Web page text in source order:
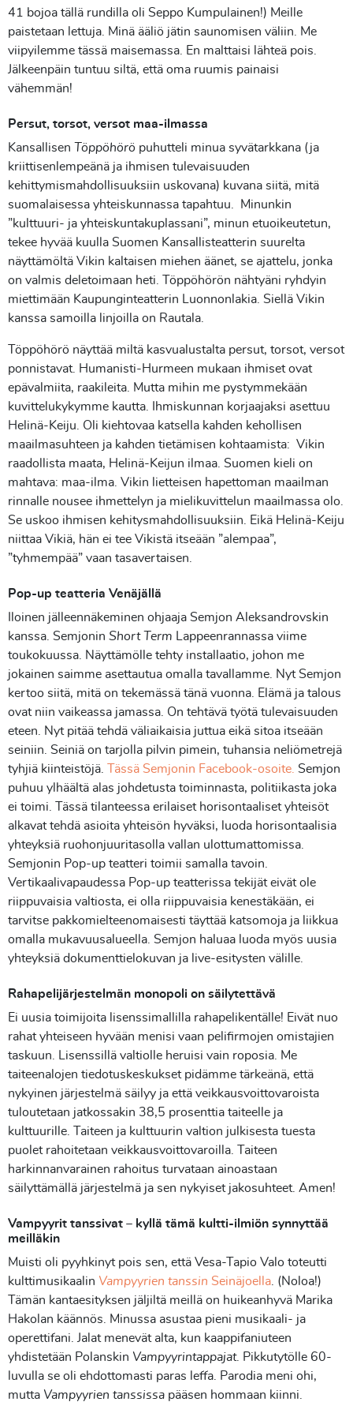
41 bojoa tällä rundilla oli Seppo Kumpulainen!) Meille
paistetaan lettuja. Minä ääliö jätin saunomisen väliin. Me
viipyilemme tässä maisemassa. En malttaisi lähteä pois.
Jälkeenpäin tuntuu siltä, että oma ruumis painaisi
vähemmän!
Persut, torsot, versot maa-ilmassa
Kansallisen Töppöhörö puhutteli minua syvätarkkana (ja
kriittisenlempeänä ja ihmisen tulevaisuuden
kehittymismahdollisuuksiin uskovana) kuvana siitä, mitä
suomalaisessa yhteiskunnassa tapahtuu. Minunkin
”kulttuuri- ja yhteiskuntakuplassani”, minun etuoikeutetun,
tekee hyvää kuulla Suomen Kansallisteatterin suurelta
näyttämöltä Vikin kaltaisen miehen äänet, se ajattelu, jonka
on valmis deletoimaan heti. Töppöhörön nähtyäni ryhdyin
miettimään Kaupunginteatterin Luonnonlakia. Siellä Vikin
kanssa samoilla linjoilla on Rautala.
Töppöhörö näyttää miltä kasvualustalta persut, torsot, versot
ponnistavat. Humanisti-Hurmeen mukaan ihmiset ovat
epävalmiita, raakileita. Mutta mihin me pystymmekään
kuvittelukykymme kautta. Ihmiskunnan korjaajaksi asettuu
Helinä-Keiju. Oli kiehtovaa katsella kahden kehollisen
maailmasuhteen ja kahden tietämisen kohtaamista: Vikin
raadollista maata, Helinä-Keijun ilmaa. Suomen kieli on
mahtava: maa-ilma. Vikin lietteisen hapettoman maailman
rinnalle nousee ihmettelyn ja mielikuvittelun maailmassa olo.
Se uskoo ihmisen kehitysmahdollisuuksiin. Eikä Helinä-Keiju
niittaa Vikiä, hän ei tee Vikistä itseään ”alempaa”,
”tyhmempää” vaan tasavertaisen.
Pop-up teatteria Venäjällä
Iloinen jälleennäkeminen ohjaaja Semjon Aleksandrovskin
kanssa. Semjonin Short Term Lappeenrannassa viime
toukokuussa. Näyttämölle tehty installaatio, johon me
jokainen saimme asettautua omalla tavallamme. Nyt Semjon
kertoo siitä, mitä on tekemässä tänä vuonna. Elämä ja talous
ovat niin vaikeassa jamassa. On tehtävä työtä tulevaisuuden
eteen. Nyt pitää tehdä väliaikaisia juttua eikä sitoa itseään
seiniin. Seiniä on tarjolla pilvin pimein, tuhansia neliömetrejä
tyhjiä kiinteistöjä.
Tässä Semjonin Facebook-osoite. Semjon
puhuu ylhäältä alas johdetusta toiminnasta, politiikasta joka
ei toimi. Tässä tilanteessa erilaiset horisontaaliset yhteisöt
alkavat tehdä asioita yhteisön hyväksi, luoda horisontaalisia
yhteyksiä ruohonjuuritasolla vallan ulottumattomissa.
Semjonin Pop-up teatteri toimii samalla tavoin.
Vertikaalivapaudessa Pop-up teatterissa tekijät eivät ole
riippuvaisia valtiosta, ei olla riippuvaisia kenestäkään, ei
tarvitse pakkomielteenomaisesti täyttää katsomoja ja liikkua
omalla mukavuusalueella. Semjon haluaa luoda myös uusia
yhteyksiä dokumenttielokuvan ja live-esitysten välille.
Rahapelijärjestelmän monopoli on säilytettävä
Ei uusia toimijoita lisenssimallilla rahapelikentälle! Eivät nuo
rahat yhteiseen hyvään menisi vaan pelifirmojen omistajien
taskuun. Lisenssillä valtiolle heruisi vain roposia. Me
taiteenalojen tiedotuskeskukset pidämme tärkeänä, että
nykyinen järjestelmä säilyy ja että veikkausvoittovaroista
tuloutetaan jatkossakin 38,5 prosenttia taiteelle ja
kulttuurille. Taiteen ja kulttuurin valtion julkisesta tuesta
puolet rahoitetaan veikkausvoittovaroilla. Taiteen
harkinnanvarainen rahoitus turvataan ainoastaan
säilyttämällä järjestelmä ja sen nykyiset jakosuhteet. Amen!
Vampyyrit tanssivat – kyllä tämä kultti-ilmiön synnyttää
meilläkin
Muisti oli pyyhkinyt pois sen, että Vesa-Tapio Valo toteutti
kulttimusikaalin Vampyyrien tanssin Seinäjoella . (Noloa!)
Tämän kantaesityksen jäljiltä meillä on huikeanhyvä Marika
Hakolan käännös. Minussa asustaa pieni musikaali- ja
operettifani. Jalat menevät alta, kun kaappifaniuteen
yhdistetään Polanskin Vampyyrintappajat. Pikkutytölle 60-
luvulla se oli ehdottomasti paras leffa. Parodia meni ohi,
mutta Vampyyrien tanssissa pääsen hommaan kiinni.